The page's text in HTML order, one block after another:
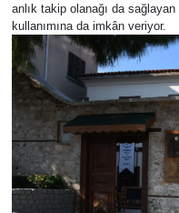
anlık takip olanağı da
kullanımına da imkân veriyor.